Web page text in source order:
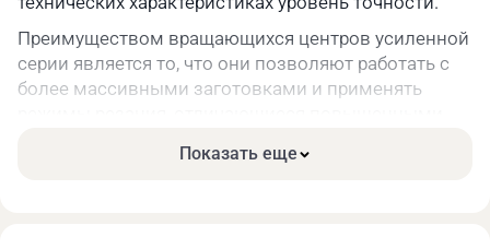
Преимуществом вращающихся центров усиленной
серии является то, что они позволяют работать с
более массивными заготовками и применять
заданный уровень точности при воздействии
Показать еще